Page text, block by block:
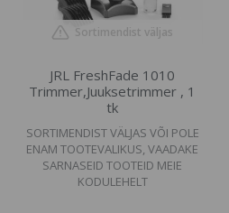
Sortimendist väljas
JRL FreshFade 1010
Trimmer,Juuksetrimmer , 1
tk
SORTIMENDIST VÄLJAS VÕI POLE
ENAM TOOTEVALIKUS, VAADAKE
SARNASEID TOOTEID MEIE
KODULEHELT